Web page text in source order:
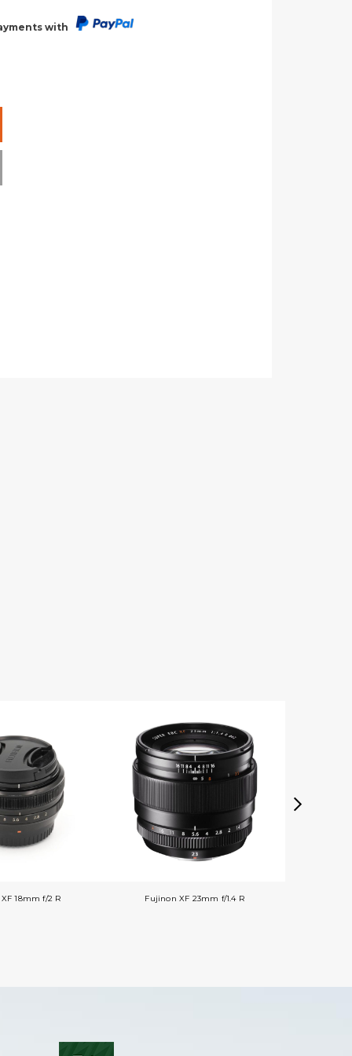
with
18mm f/2 R Fujinon XF 23mm f/1.4 R